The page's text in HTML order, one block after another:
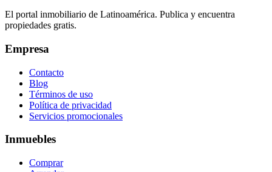
El portal inmobiliario de Latinoamérica. Publica y encuentra
propiedades gratis.
Empresa
Contacto
Blog
Términos de uso
Política de privacidad
Servicios promocionales
Inmuebles
Comprar